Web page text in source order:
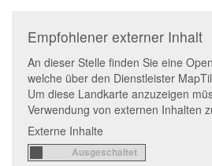
Empfohlener externer Inhalt
An dieser Stelle finden Sie eine
welche über den Dienstleister
Um diese Landkarte anzuzeigen
Verwendung von externen Inhalten
Externe Inhalte